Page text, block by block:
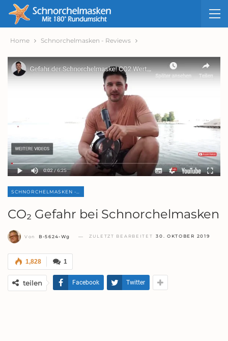
Home Schnorchelmasken - Reviews
SCHNORCHELMASKEN - REVIEWS
CO₂ Gefahr bei Schnorchelmasken
Von B-5624-Wg ZULETZT BEARBEITET 30. OKTOBER 2019
1
1,828
teilen Facebook Twitter